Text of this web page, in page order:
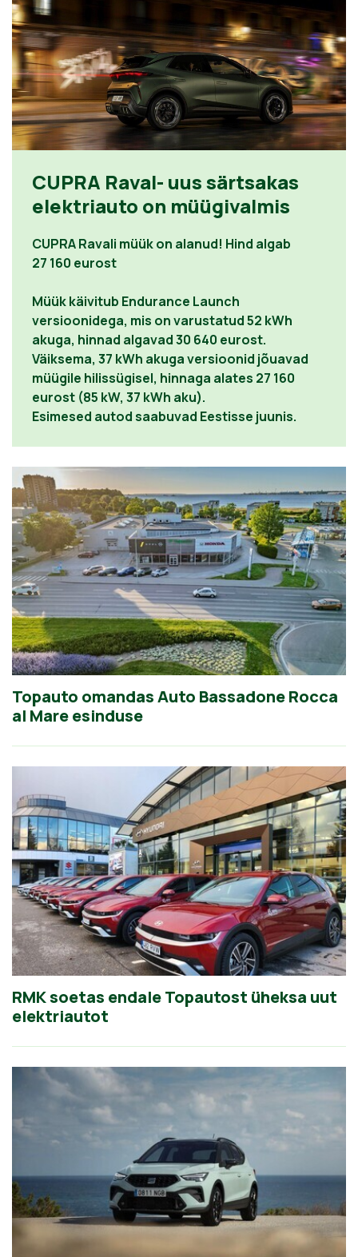
CUPRA Raval- uus särtsakas
elektriauto on müügivalmis
CUPRA Ravali müük on alanud! Hind algab
27 160 eurost
Müük käivitub Endurance Launch
versioonidega, mis on varustatud 52 kWh
akuga, hinnad algavad 30 640 eurost.
Väiksema, 37 kWh akuga versioonid jõuavad
müügile hilissügisel, hinnaga alates 27 160
eurost (85 kW, 37 kWh aku).
Esimesed autod saabuvad Eestisse juunis.
Topauto omandas Auto Bassadone Rocca
al Mare esinduse
RMK soetas endale Topautost üheksa uut
elektriautot